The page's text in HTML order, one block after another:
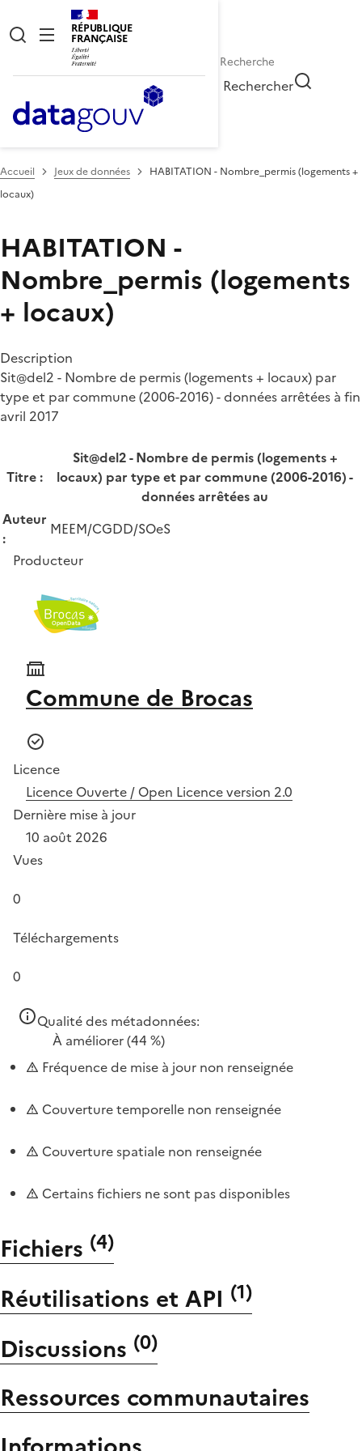
RÉPUBLIQUE
FRANÇAISE
Rechercher
Accueil Jeux de données
HABITATION - Nombre_permis (logements +
locaux)
HABITATION -
Nombre_permis (logements
+ locaux)
Description
Sit@del2 - Nombre de permis (logements + locaux) par
type et par commune (2006-2016) - données arrêtées à fin
avril 2017
Titre :
Sit@del2 - Nombre de permis (logements +
locaux) par type et par commune (2006-2016) -
données arrêtées au
Auteur
:
MEEM/CGDD/SOeS
Producteur
Commune de Brocas
Licence
Licence Ouverte / Open Licence version 2.0
Dernière mise à jour
10 août 2026
Vues
0
Téléchargements
0
Qualité des métadonnées:
À améliorer(44 %)
Fréquence de mise à jour non renseignée
Couverture temporelle non renseignée
Couverture spatiale non renseignée
Certains fichiers ne sont pas disponibles
Fichiers (4)
Réutilisations et API (1)
Discussions (0)
Ressources communautaires